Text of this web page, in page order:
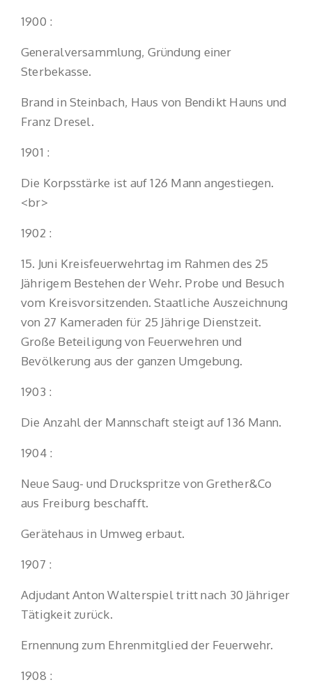
1900 :
Generalversammlung, Gründung einer
Sterbekasse.
Brand in Steinbach, Haus von Bendikt Hauns und
Franz Dresel.
1901 :
Die Korpsstärke ist auf 126 Mann angestiegen.
<br>
1902 :
15. Juni Kreisfeuerwehrtag im Rahmen des 25
Jährigem Bestehen der Wehr. Probe und Besuch
vom Kreisvorsitzenden. Staatliche Auszeichnung
von 27 Kameraden für 25 Jährige Dienstzeit.
Große Beteiligung von Feuerwehren und
Bevölkerung aus der ganzen Umgebung.
1903 :
Die Anzahl der Mannschaft steigt auf 136 Mann.
1904 :
Neue Saug- und Druckspritze von Grether&Co
aus Freiburg beschafft.
Gerätehaus in Umweg erbaut.
1907 :
Adjudant Anton Walterspiel tritt nach 30 Jähriger
Tätigkeit zurück.
Ernennung zum Ehrenmitglied der Feuerwehr.
1908 :